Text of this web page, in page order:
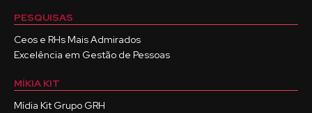
PESQUISAS
Ceos e RHs Mais Admirados
Excelência em Gestão de Pessoas
MÍKIA KIT
Mídia Kit Grupo GRH